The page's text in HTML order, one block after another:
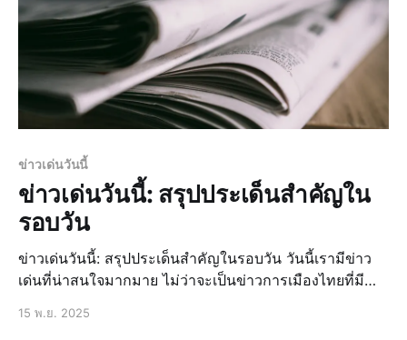
ข่าวเด่นวันนี้
ข่าวเด่นวันนี้: สรุปประเด็นสำคัญใน
รอบวัน
ข่าวเด่นวันนี้: สรุปประเด็นสำคัญในรอบวัน วันนี้เรามีข่าว
เด่นที่น่าสนใจมากมาย ไม่ว่าจะเป็นข่าวการเมืองไทยที่มี
15 พ.ย. 2025